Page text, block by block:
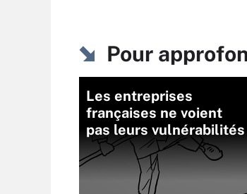
Pour
Les entreprises
françaises ne voient
pas leurs vulnérabilités